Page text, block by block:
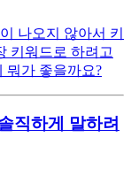
나오지 않아서 키
키워드로 하려고
뭐가 좋을까요?
직하게 말하려